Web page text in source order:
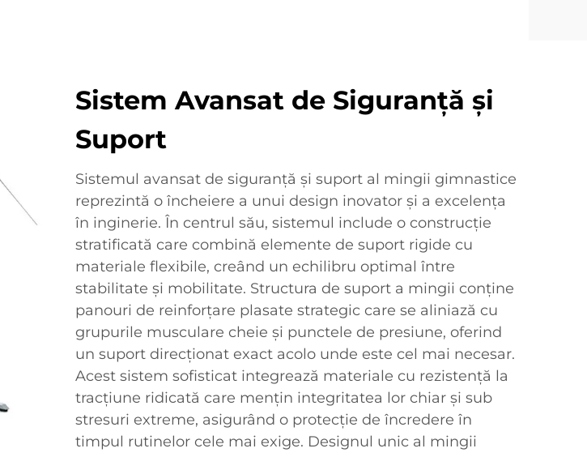
Sistem Avansat de Siguranță și
Suport
Sistemul avansat de siguranță și suport al mingii gimnastice
reprezintă o încheiere a unui design inovator și a excelența
în inginerie. În centrul său, sistemul include o construcție
stratificată care combină elemente de suport rigide cu
materiale flexibile, creând un echilibru optimal între
stabilitate și mobilitate. Structura de suport a mingii conține
panouri de reinforțare plasate strategic care se aliniază cu
grupurile musculare cheie și punctele de presiune, oferind
un suport direcționat exact acolo unde este cel mai necesar.
Acest sistem sofisticat integrează materiale cu rezistență la
tracțiune ridicată care mențin integritatea lor chiar și sub
stresuri extreme, asigurând o protecție de încredere în
timpul rutinelor cele mai exige. Designul unic al mingii